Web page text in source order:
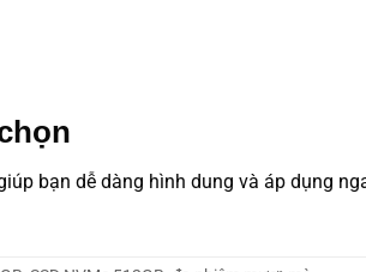
bạn dễ dàng hình dung và áp dụng